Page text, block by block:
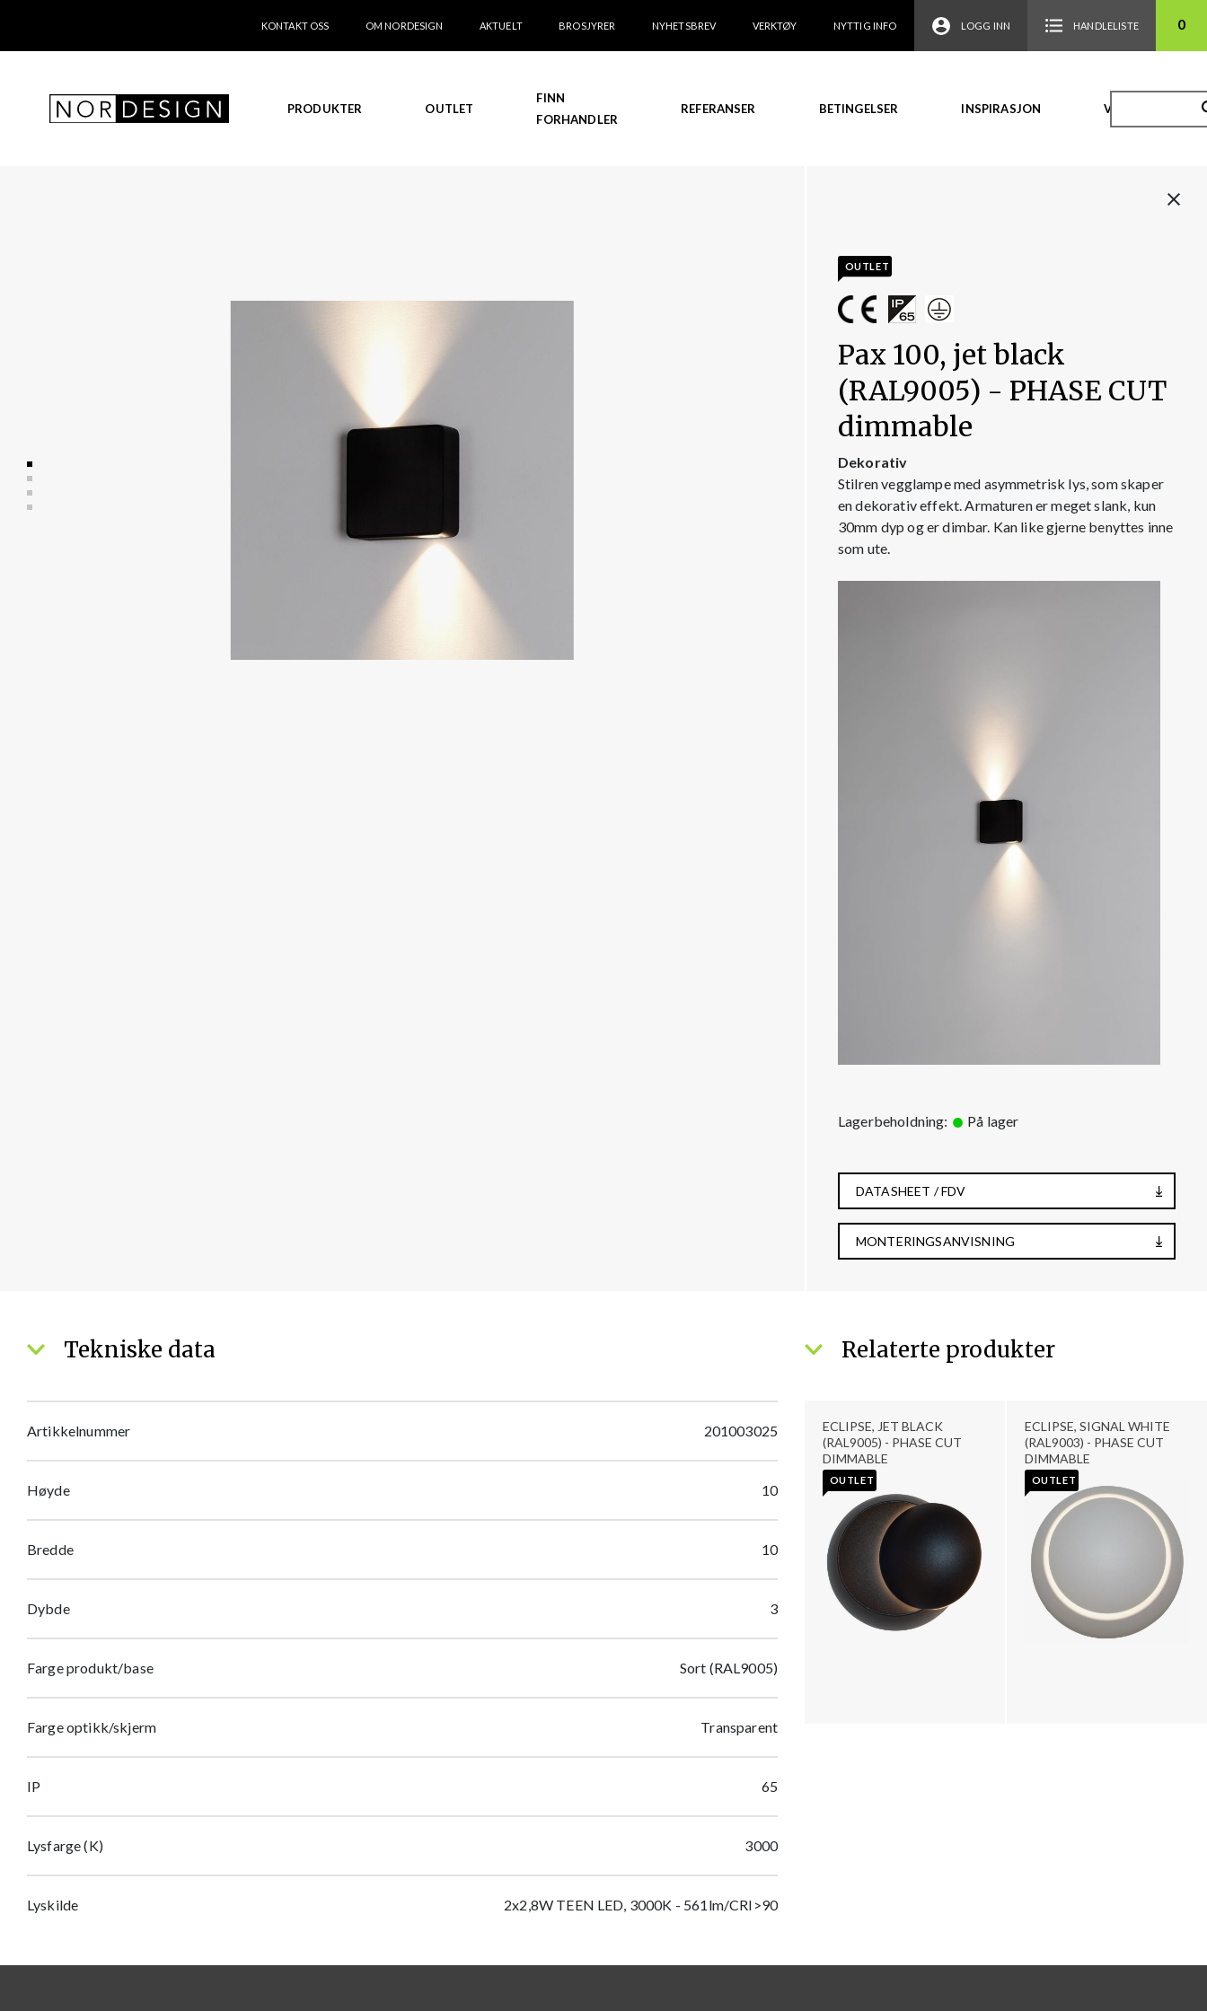
KONTAKT OSS OM NORDESIGN AKTUELT BROSJYRER NYHETSBREV VERKTØY NYTTIG INFO LOGG INN HANDLELISTE 0
PRODUKTER OUTLET
FINN
FORHANDLER
REFERANSER BETINGELSER INSPIRASJON VIDEO
OUTLET
Pax 100, jet black
(RAL9005) - PHASE CUT
dimmable
Dekorativ
Stilren vegglampe med asymmetrisk lys, som skaper
en dekorativ effekt. Armaturen er meget slank, kun
30mm dyp og er dimbar. Kan like gjerne benyttes inne
som ute.
Lagerbeholdning: På lager
DATASHEET / FDV
MONTERINGSANVISNING
Tekniske data
Artikkelnummer 201003025
Høyde 10
Bredde 10
Dybde 3
Farge produkt/base Sort (RAL9005)
Farge optikk/skjerm Transparent
IP 65
Lysfarge (K) 3000
Lyskilde 2x2,8W TEEN LED, 3000K - 561lm/CRI>90
Relaterte produkter
ECLIPSE, JET BLACK
(RAL9005) - PHASE CUT
DIMMABLE
OUTLET
ECLIPSE, SIGNAL WHITE
(RAL9003) - PHASE CUT
DIMMABLE
OUTLET